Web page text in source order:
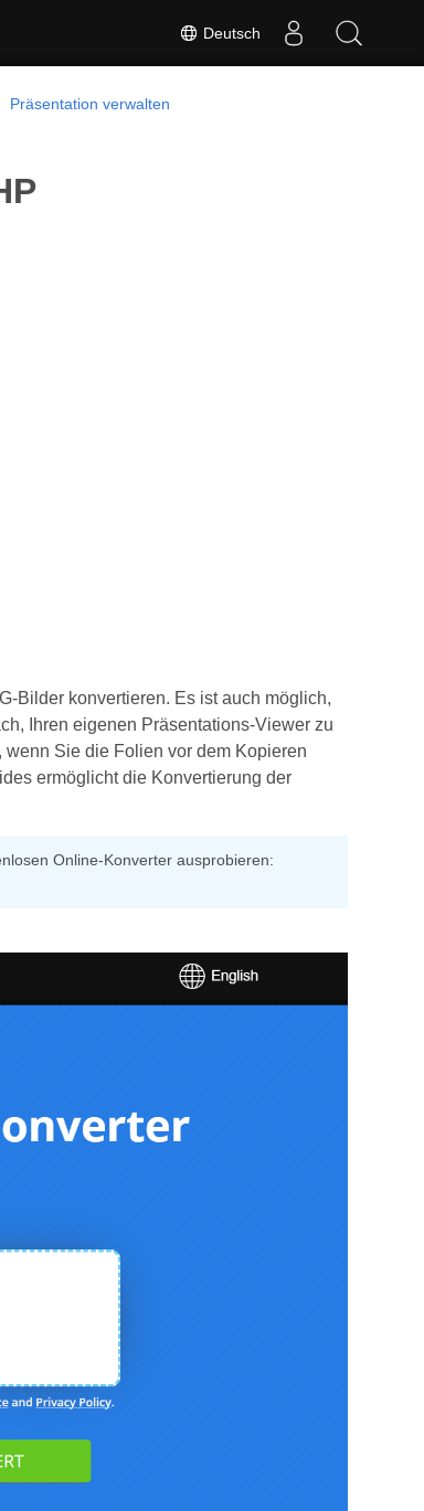
Deutsch
Präsentation verwalten
konvertieren. Es ist auch möglich,
Ihren eigenen Präsentations‑Viewer zu
Sie die Folien vor dem Kopieren
ermöglicht die Konvertierung der
Online‑Konverter ausprobieren: